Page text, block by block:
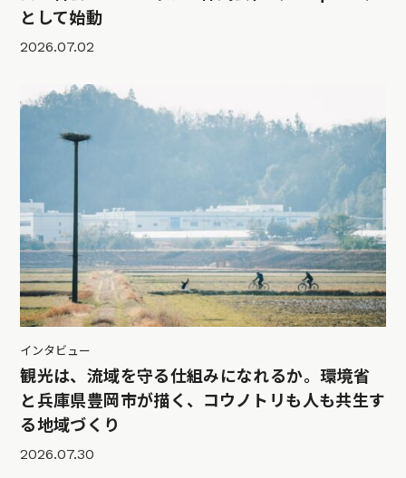
として始動
2026.07.02
インタビュー
観光は、流域を守る仕組みになれるか。環境省
と兵庫県豊岡市が描く、コウノトリも人も共生す
る地域づくり
2026.07.30